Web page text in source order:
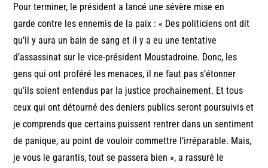
Pour terminer, le président a lancé une sévère mise en
garde contre les ennemis de la paix : « Des politiciens ont dit
qu’il y aura un bain de sang et il y a eu une tentative
d’assassinat sur le vice-président Moustadroine. Donc, les
gens qui ont proféré les menaces, il ne faut pas s’étonner
qu’ils soient entendus par la justice prochainement. Et tous
ceux qui ont détourné des deniers publics seront poursuivis et
je comprends que certains puissent rentrer dans un sentiment
de panique, au point de vouloir commettre l’irréparable. Mais,
je vous le garantis, tout se passera bien », a rassuré le